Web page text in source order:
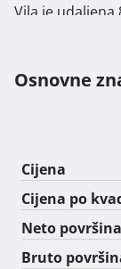
Vila je udaljena
poziciji u
Vila ukupne
Prizemlje se
dnevnog
otvorenog tipa
prizemlja
kupaonica sa
natkriveni
Osnovne
Cijena
Cijena po
Neto površina
Bruto